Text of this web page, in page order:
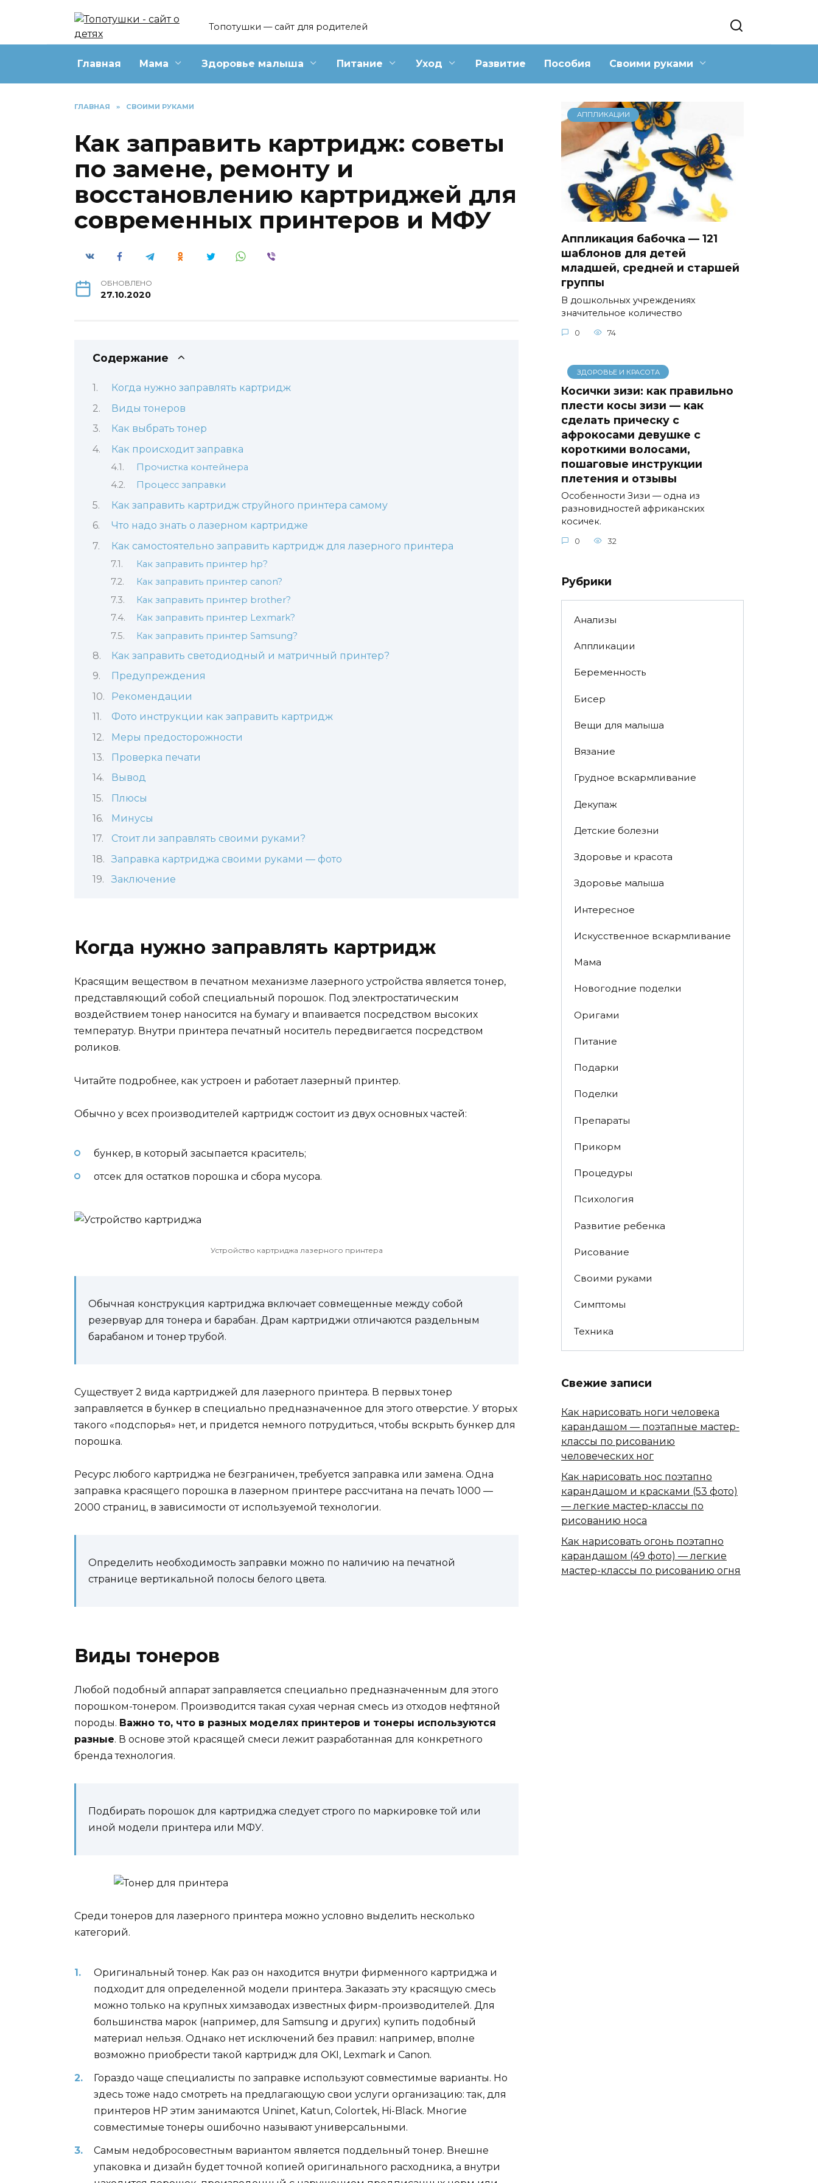
Топотушки — сайт для родителей
Главная Мама Здоровье малыша Питание Уход Развитие Пособия Своими руками
ГЛАВНАЯ » СВОИМИ РУКАМИ
Как заправить картридж: советы
по замене, ремонту и
восстановлению картриджей для
современных принтеров и МФУ
ОБНОВЛЕНО
27.10.2020
Содержание
Когда нужно заправлять картридж
Виды тонеров
Как выбрать тонер
Как происходит заправка
Прочистка контейнера
Процесс заправки
Как заправить картридж струйного принтера самому
Что надо знать о лазерном картридже
Как самостоятельно заправить картридж для лазерного принтера
Как заправить принтер hp?
Как заправить принтер canon?
Как заправить принтер brother?
Как заправить принтер Lexmark?
Как заправить принтер Samsung?
Как заправить светодиодный и матричный принтер?
Предупреждения
Рекомендации
Фото инструкции как заправить картридж
Меры предосторожности
Проверка печати
Вывод
Плюсы
Минусы
Стоит ли заправлять своими руками?
Заправка картриджа своими руками — фото
Заключение
Когда нужно заправлять картридж
Красящим веществом в печатном механизме лазерного устройства является тонер,
представляющий собой специальный порошок. Под электростатическим
воздействием тонер наносится на бумагу и впаивается посредством высоких
температур. Внутри принтера печатный носитель передвигается посредством
роликов.
Читайте подробнее, как устроен и работает лазерный принтер.
Обычно у всех производителей картридж состоит из двух основных частей:
бункер, в который засыпается краситель;
отсек для остатков порошка и сбора мусора.
Устройство картриджа лазерного принтера
Обычная конструкция картриджа включает совмещенные между собой
резервуар для тонера и барабан. Драм картриджи отличаются раздельным
барабаном и тонер трубой.
Существует 2 вида картриджей для лазерного принтера. В первых тонер
заправляется в бункер в специально предназначенное для этого отверстие. У вторых
такого «подспорья» нет, и придется немного потрудиться, чтобы вскрыть бункер для
порошка.
Ресурс любого картриджа не безграничен, требуется заправка или замена. Одна
заправка красящего порошка в лазерном принтере рассчитана на печать 1000 —
2000 страниц, в зависимости от используемой технологии.
Определить необходимость заправки можно по наличию на печатной
странице вертикальной полосы белого цвета.
Виды тонеров
Любой подобный аппарат заправляется специально предназначенным для этого
порошком-тонером. Производится такая сухая черная смесь из отходов нефтяной
породы. Важно то, что в разных моделях принтеров и тонеры используются
разные. В основе этой красящей смеси лежит разработанная для конкретного
бренда технология.
Подбирать порошок для картриджа следует строго по маркировке той или
иной модели принтера или МФУ.
Среди тонеров для лазерного принтера можно условно выделить несколько
категорий.
Оригинальный тонер. Как раз он находится внутри фирменного картриджа и
подходит для определенной модели принтера. Заказать эту красящую смесь
можно только на крупных химзаводах известных фирм-производителей. Для
большинства марок (например, для Samsung и других) купить подобный
материал нельзя. Однако нет исключений без правил: например, вполне
возможно приобрести такой картридж для OKI, Lexmark и Canon.
Гораздо чаще специалисты по заправке используют совместимые варианты. Но
здесь тоже надо смотреть на предлагающую свои услуги организацию: так, для
принтеров HP этим занимаются Uninet, Katun, Colortek, Hi-Black. Многие
совместимые тонеры ошибочно называют универсальными.
Самым недобросовестным вариантом является поддельный тонер. Внешне
упаковка и дизайн будет точной копией оригинального расходника, а внутри
АППЛИКАЦИИ
Аппликация бабочка — 121
шаблонов для детей
младшей, средней и старшей
группы
В дошкольных учреждениях
значительное количество
0 74
ЗДОРОВЬЕ И КРАСОТА
Косички зизи: как правильно
плести косы зизи — как
сделать прическу с
афрокосами девушке с
короткими волосами,
пошаговые инструкции
плетения и отзывы
Особенности Зизи — одна из
разновидностей африканских
косичек.
0 32
Рубрики
Анализы
Аппликации
Беременность
Бисер
Вещи для малыша
Вязание
Грудное вскармливание
Декупаж
Детские болезни
Здоровье и красота
Здоровье малыша
Интересное
Искусственное вскармливание
Мама
Новогодние поделки
Оригами
Питание
Подарки
Поделки
Препараты
Прикорм
Процедуры
Психология
Развитие ребенка
Рисование
Своими руками
Симптомы
Техника
Свежие записи
Как нарисовать ноги человека
карандашом — поэтапные мастер-
классы по рисованию
человеческих ног
Как нарисовать нос поэтапно
карандашом и красками (53 фото)
— легкие мастер-классы по
рисованию носа
Как нарисовать огонь поэтапно
карандашом (49 фото) — легкие
мастер-классы по рисованию огня